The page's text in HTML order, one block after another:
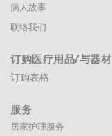
病人故事
联络我们
订购医疗用品/与器材
订购表格
服务
居家护理服务